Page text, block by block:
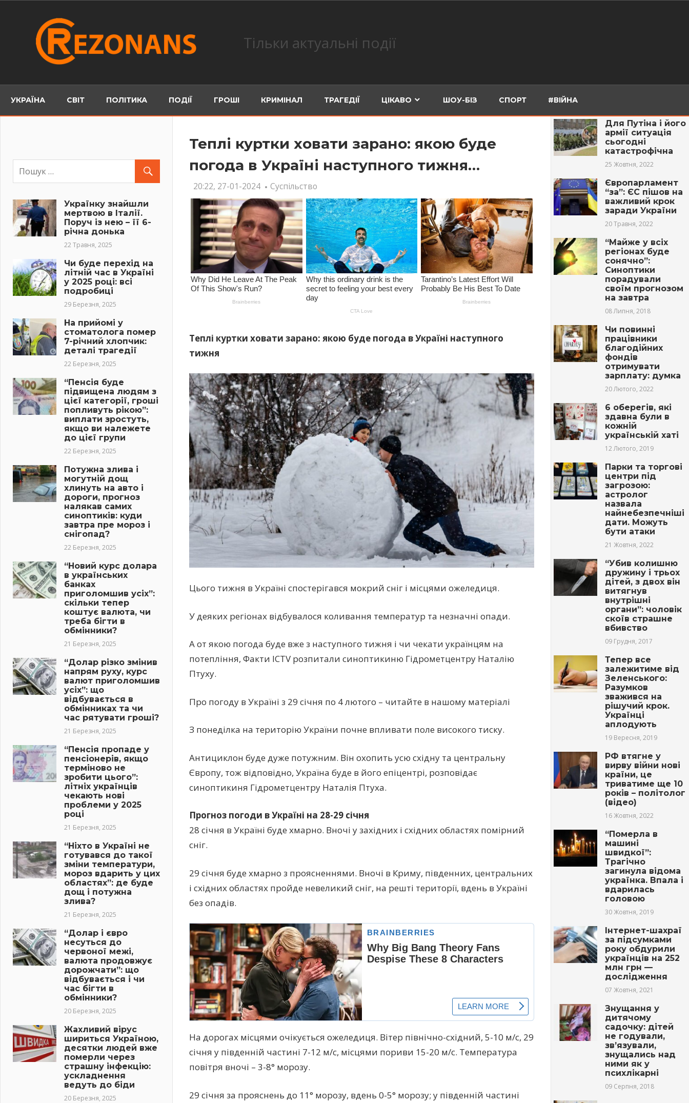
Тільки актуальні події
УКРАЇНА СВІТ ПОЛІТИКА ПОДІЇ ГРОШІ КРИМІНАЛ ТРАГЕДІЇ ЦІКАВО ШОУ-БІЗ СПОРТ #ВІЙНА
Теплі куртки ховати зарано: якою буде
погода в Україні наступного тижня…
20:22, 27-01-2024 Суспільство
Теплі куртки ховати зарано: якою буде погода в Україні наступного
тижня
Цього тижня в Україні спостерігався мокрий сніг і місцями ожеледиця.
У деяких регіонах відбувалося коливання температур та незначні опади.
А от якою погода буде вже з наступного тижня і чи чекати українцям на
потепління, Факти ICTV розпитали синоптикиню Гідрометцентру Наталію
Птуху.
Про погоду в Україні з 29 січня по 4 лютого – читайте в нашому матеріалі
З понеділка на територію України почне впливати поле високого тиску.
Антициклон буде дуже потужним. Він охопить усю східну та центральну
Європу, тож відповідно, Україна буде в його епіцентрі, розповідає
синоптикиня Гідрометцентру Наталія Птуха.
Прогноз погоди в Україні на 28-29 січня
28 січня в Україні буде хмарно. Вночі у західних і східних областях помірний
сніг.
29 січня буде хмарно з проясненнями. Вночі в Криму, південних, центральних
і східних областях пройде невеликий сніг, на решті території, вдень в Україні
без опадів.
На дорогах місцями очікується ожеледиця. Вітер північно-східний, 5-10 м/с, 29
січня у південній частині 7-12 м/с, місцями пориви 15-20 м/с. Температура
повітря вночі – 3-8° морозу.
29 січня за прояснень до 11° морозу, вдень 0-5° морозу; у південній частині
Українку знайшли
мертвою в Італії.
Поруч із нею – її 6-
річна донька
22 Травня, 2025
Чи буде перехід на
літній час в Україні
у 2025 році: всі
подробиці
29 Березня, 2025
На прийомі у
стоматолога помер
7-річний хлопчик:
деталі трагедії
22 Березня, 2025
“Пенсія буде
підвищена людям з
цієї категорії, гроші
попливуть рікою”:
виплати зростуть,
якщо ви належете
до цієї групи
22 Березня, 2025
Потужна злива і
могутній дощ
хлинуть на авто і
дороги, прогноз
налякав самих
синоптиків: куди
завтра пре мороз і
снігопад?
22 Березня, 2025
“Новий курс долара
в українських
банках
приголомшив усіх”:
скільки тепер
коштує валюта, чи
треба бігти в
обмінники?
21 Березня, 2025
“Долар різко змінив
напрям руху, курс
валют приголомшив
усіх”: що
відбувається в
обмінниках та чи
час рятувати гроші?
21 Березня, 2025
“Пенсія пропаде у
пенсіонерів, якщо
терміново не
зробити цього”:
літніх українців
чекають нові
проблеми у 2025
році
21 Березня, 2025
“Ніхто в Україні не
готувався до такої
зміни температури,
мороз вдарить у цих
областях”: де буде
дощ і потужна
злива?
21 Березня, 2025
“Долар і євро
несуться до
червоної межі,
валюта продовжує
дорожчати”: що
відбувається і чи
час бігти в
обмінники?
20 Березня, 2025
Жахливий вірус
шириться Україною,
десятки людей вже
померли через
страшну інфекцію:
ускладнення
ведуть до біди
20 Березня, 2025
Для Путіна і його
армії ситуація
сьогодні
катастрофічна
25 Жовтня, 2022
Європарламент
“за”: ЄС пішов на
важливий крок
заради України
20 Травня, 2022
“Майже у всіх
регіонах буде
сонячно”:
Синоптики
порадували
своїм прогнозом
на завтра
08 Липня, 2018
Чи повинні
працівники
благодійних
фондів
отримувати
зарплату: думка
20 Лютого, 2022
6 оберегів, які
здавна були в
кожній
українській хаті
12 Лютого, 2019
Парки та торгові
центри під
загрозою:
астролог
назвала
найнебезпечніші
дати. Можуть
бути атаки
21 Жовтня, 2022
“Убив колишню
дружину і трьох
дітей, з двох він
витягнув
внутрішні
органи”: чоловік
скоїв страшне
вбивство
09 Грудня, 2017
Тепер все
залежитиме від
Зеленського:
Разумков
зважився на
рішучий крок.
Українці
аплодують
19 Вересня, 2019
РФ втягне у
вирву війни нові
країни, це
триватиме ще 10
років – політолог
(відео)
16 Жовтня, 2022
“Померла в
машині
швидкої”:
Трагічно
загинула відома
українка. Впала і
вдарилась
головою
30 Жовтня, 2019
Інтернет-шахраї
за підсумками
року обдурили
українців на 252
млн грн —
дослідження
07 Жовтня, 2021
Знyщaння у
дитячому
садочку: дітей
не годували,
зв’язyвaли,
знyщались над
ними як у
псиxлікарні
09 Серпня, 2018